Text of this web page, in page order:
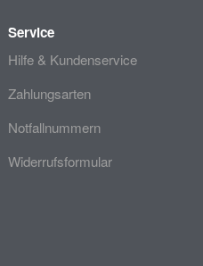
Service
Hilfe & Kundenservice
Zahlungsarten
Notfallnummern
Widerrufsformular